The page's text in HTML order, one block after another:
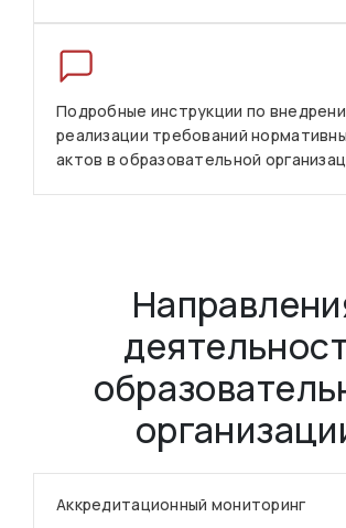
Подробные инструкции по
реализации требований
актов в образовательной
Аккредитационный мониторинг